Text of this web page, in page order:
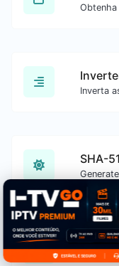
SHA-
SHA-